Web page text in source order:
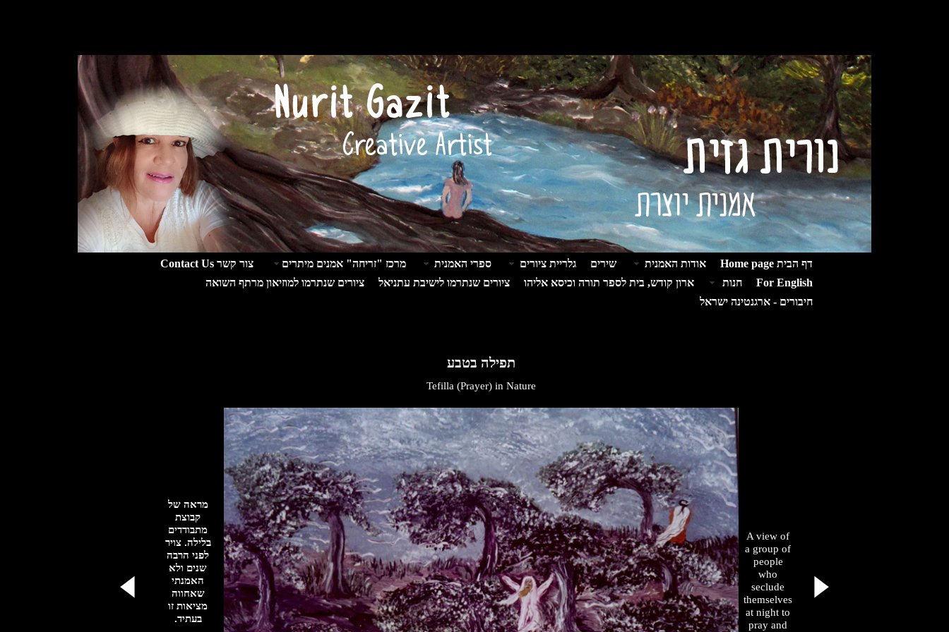
דף הבית Home page אודות האמנית שירים גלריית ציורים ספרי האמנית מרכז "זריחה" אמנים מיתרים
צור קשר Contact Us
For English
חנות ארון קודש, בית לספר תורה וכיסא אליהו ציורים שנתרמו לישיבת עתניאל
ציורים שנתרמו למוזיאון מרתף השואה
חיבורים - ארגנטינה ישראל
תפילה בטבע
Tefilla (Prayer) in Nature
A view of
a group of
people
who
seclude
themselves
at night to
pray and
מראה של
קבוצת
מתבודדים
בלילה. צויר
לפני הרבה
שנים ולא
האמנתי
שאחווה
מציאות זו
בעתיד.